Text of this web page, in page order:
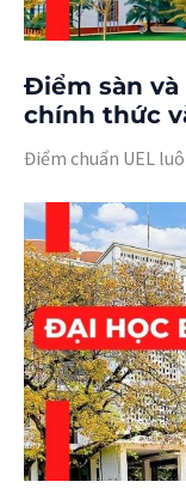
Điểm sàn và
chính thức
Điểm chuẩn UEL